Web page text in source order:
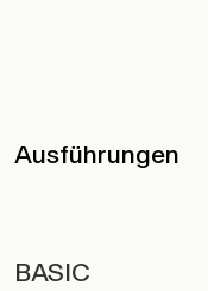
Ausführungen
BASIC